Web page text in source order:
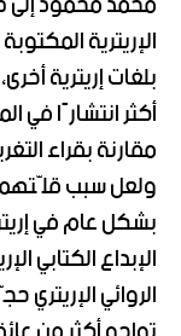
الإريترية
بلغات إريترية
أكثر انتشارًا في
مقارنة بقراء
ولعل سبب قلّتهم
بشكل عام في
الإبداع الكتابي
الروائي الإريتري